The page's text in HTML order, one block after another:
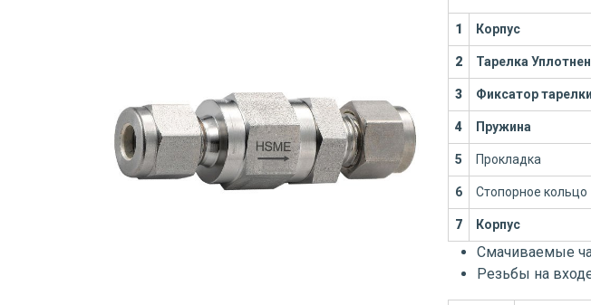
1 Корпус
2 Тарелка
3 Фиксатор тарелки
4 Пружина
5 Прокладка
6 Стопорное кольцо
7 Корпус
Смачиваемые
Резьбы на